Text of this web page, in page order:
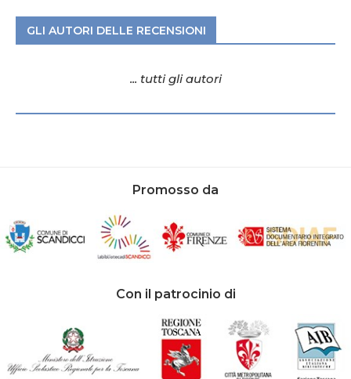
GLI AUTORI DELLE RECENSIONI
... tutti gli autori
Promosso da
Con il patrocinio di